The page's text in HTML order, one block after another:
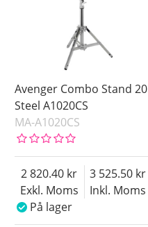
Avenger Combo Stand 20
Steel A1020CS
MA-A1020CS
Exkl. Moms
2 820.40
Inkl. Moms
3 525.50
På lager